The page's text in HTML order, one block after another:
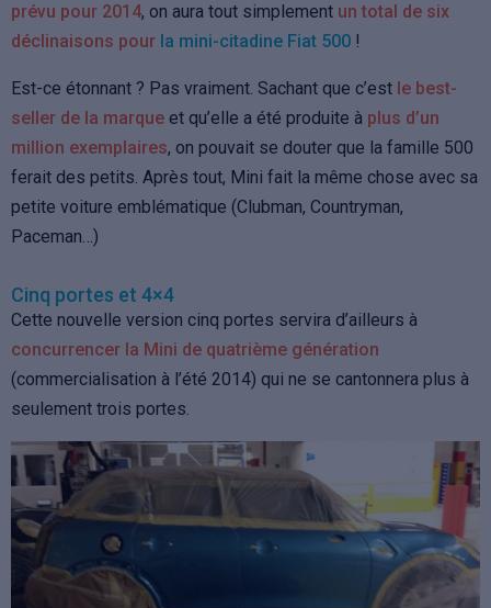
prévu pour 2014, on aura tout simplement un total de six
déclinaisons pour la mini-citadine Fiat 500 !
Est-ce étonnant ? Pas vraiment. Sachant que c’est le best-
seller de la marque et qu’elle a été produite à plus d’un
million exemplaires, on pouvait se douter que la famille 500
ferait des petits. Après tout, Mini fait la même chose avec sa
petite voiture emblématique (Clubman, Countryman,
Paceman…)
Cinq portes et 4×4
Cette nouvelle version cinq portes servira d’ailleurs à
concurrencer la Mini de quatrième génération
(commercialisation à l’été 2014) qui ne se cantonnera plus à
seulement trois portes.